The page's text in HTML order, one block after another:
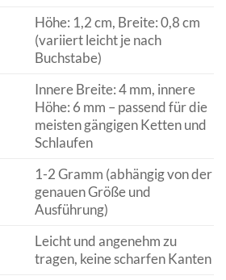
Höhe: 1,2 cm, Breite: 0,8 cm
(variiert leicht je nach
Buchstabe)
Innere Breite: 4 mm, innere
Höhe: 6 mm – passend für die
meisten gängigen Ketten und
Schlaufen
1-2 Gramm (abhängig von der
genauen Größe und
Ausführung)
Leicht und angenehm zu
tragen, keine scharfen Kanten